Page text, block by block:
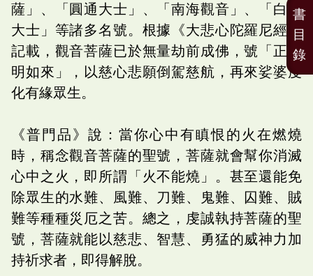
薩」、「圓通大士」、「南海觀音」、「白衣
大士」等諸多名號。根據《大悲心陀羅尼經》
記載，觀音菩薩已於無量劫前成佛，號「正法
明如來」，以慈心悲願倒駕慈航，再來娑婆度
化有緣眾生。
《普門品》說：當你心中有瞋恨的火在燃燒
時，稱念觀音菩薩的聖號，菩薩就會幫你消滅
心中之火，即所謂「火不能燒」。甚至還能免
除眾生的水難、風難、刀難、鬼難、囚難、賊
難等種種災厄之苦。總之，虔誠執持菩薩的聖
號，菩薩就能以慈悲、智慧、勇猛的威神力加
持祈求者，即得解脫。
書
目
錄